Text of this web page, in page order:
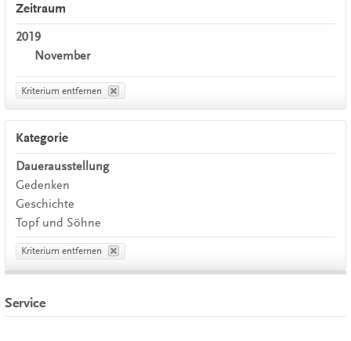
Zeitraum
2019
November
Kriterium entfernen
Kategorie
Dauerausstellung
Gedenken
Geschichte
Topf und Söhne
Kriterium entfernen
Service